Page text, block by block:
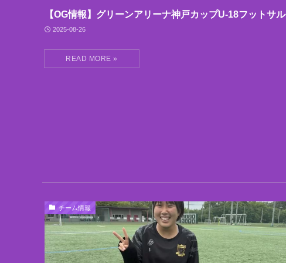
【OG情報】グリーンアリーナ神戸カップU-18フットサル
2025-08-26
チーム情報